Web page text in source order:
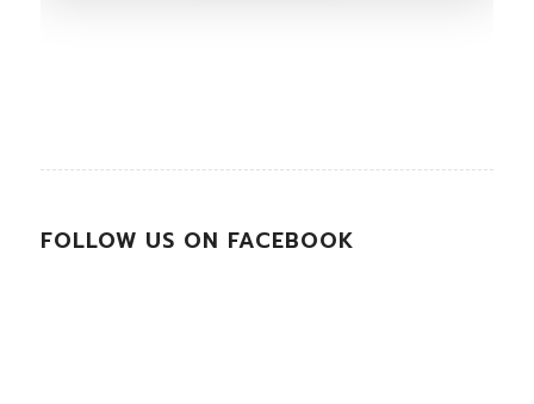
FOLLOW US ON FACEBOOK